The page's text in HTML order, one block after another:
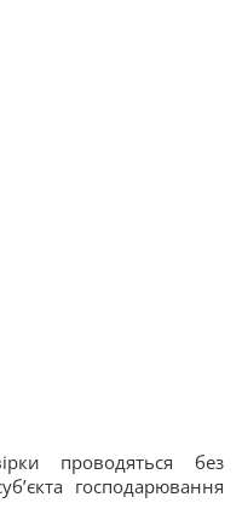
прово­дяться без
господарювання